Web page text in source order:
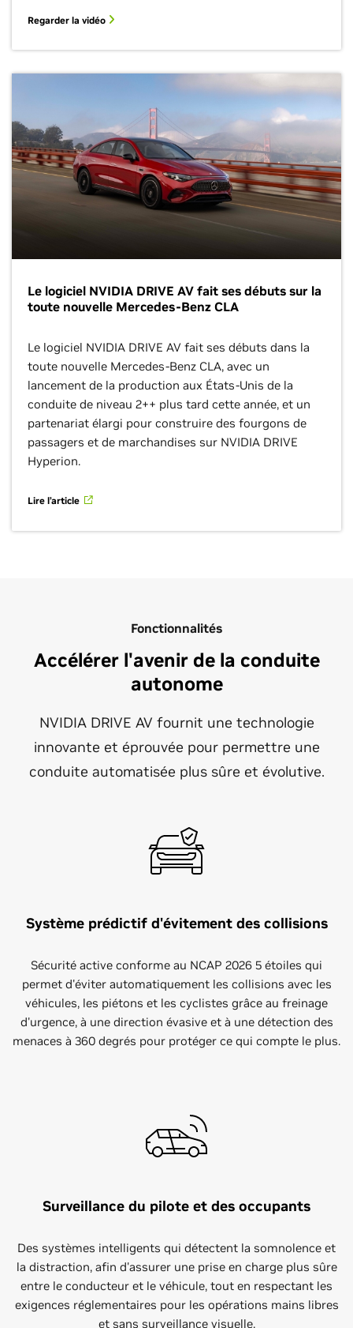
Regarder la vidéo
Le logiciel NVIDIA DRIVE AV fait ses débuts sur la
toute nouvelle Mercedes-Benz CLA
Le logiciel NVIDIA DRIVE AV fait ses débuts dans la
toute nouvelle Mercedes-Benz CLA, avec un
lancement de la production aux États-Unis de la
conduite de niveau 2++ plus tard cette année, et un
partenariat élargi pour construire des fourgons de
passagers et de marchandises sur NVIDIA DRIVE
Hyperion.
Lire l’article
Fonctionnalités
Accélérer l'avenir de la conduite
autonome
NVIDIA DRIVE AV fournit une technologie
innovante et éprouvée pour permettre une
conduite automatisée plus sûre et évolutive.
Système prédictif d'évitement des collisions
Sécurité active conforme au NCAP 2026 5 étoiles qui
permet d'éviter automatiquement les collisions avec les
véhicules, les piétons et les cyclistes grâce au freinage
d'urgence, à une direction évasive et à une détection des
menaces à 360 degrés pour protéger ce qui compte le plus.
Surveillance du pilote et des occupants
Des systèmes intelligents qui détectent la somnolence et
la distraction, afin d'assurer une prise en charge plus sûre
entre le conducteur et le véhicule, tout en respectant les
exigences réglementaires pour les opérations mains libres
et sans surveillance visuelle.